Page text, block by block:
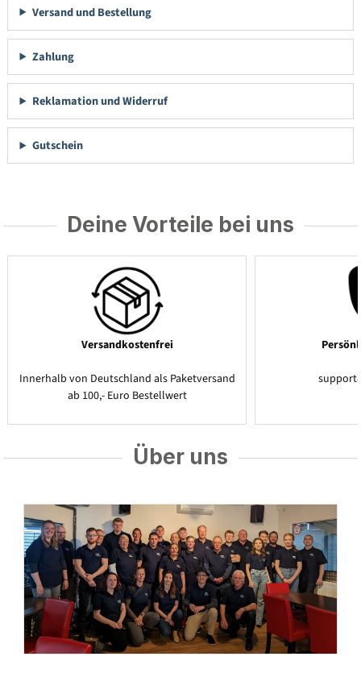
Versand und Bestellung
Zahlung
Reklamation und Widerruf
Gutschein
Deine Vorteile bei uns
Versandkostenfrei
Innerhalb von Deutschland als Paketversand
ab 100,- Euro Bestellwert
Über uns